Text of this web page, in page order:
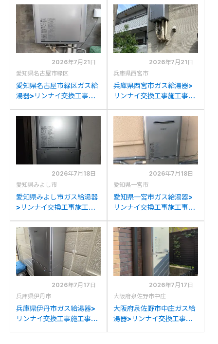
2428SAWXからリンナイ
RUF-K2406SAW(A)への
交換
V2405AWからリンナイ
RUF-K2406SAW(A)への
交換
2026年7月21日
愛知県名古屋市緑区
愛知県名古屋市緑区ガス給
湯器>リンナイ交換工事施
C2446SAWXDからリン
ナイRUF-K2406SAW(A)
への交換
2026年7月21日
兵庫県西宮市
兵庫県西宮市ガス給湯器>
リンナイ交換工事施工事
2414WKA-Kからリンナイ
RUF-K2406SAW(A)への
交換
2026年7月18日
愛知県みよし市
愛知県みよし市ガス給湯器
>リンナイ交換工事施工事
V2001SAWからリンナイ
RUF-K2406SAW(A)への
交換
2026年7月18日
愛知県一宮市
愛知県一宮市ガス給湯器>
リンナイ交換工事施工事
2045SAWXからリンナイ
RUF-K2406SAW(A)への
交換
2026年7月17日
兵庫県伊丹市
兵庫県伊丹市ガス給湯器>
リンナイ交換工事施工事
2026年7月17日
大阪府泉佐野市中庄
大阪府泉佐野市中庄ガス給
湯器>リンナイ交換工事施